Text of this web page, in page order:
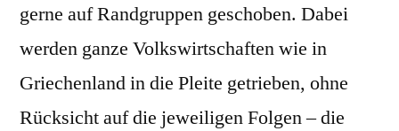
gerne auf Randgruppen geschoben. Dabei
werden ganze Volkswirtschaften wie in
Griechenland in die Pleite getrieben, ohne
Rücksicht auf die jeweiligen Folgen – die